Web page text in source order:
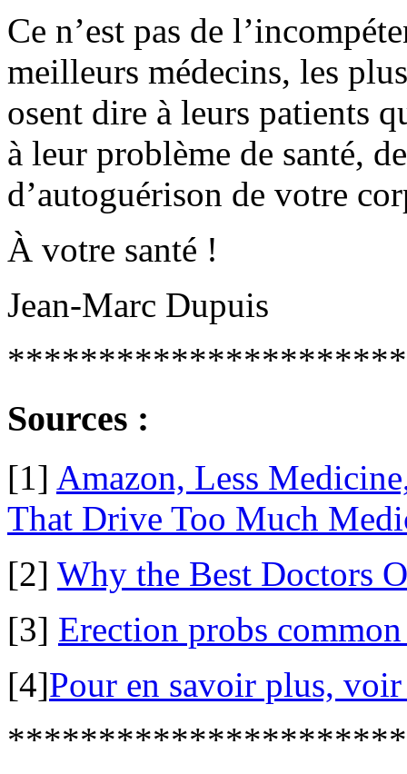
Ce n’est pas de
meilleurs médecins, les
osent dire à leurs patients
à leur problème de santé,
d’autoguérison de votre
À votre santé !
Jean-Marc Dupuis
Sources :
[1] Amazon, Less
That Drive Too Much
[2] Why the Best Doctors
[3] Erection probs
[4]Pour en savoir plus,